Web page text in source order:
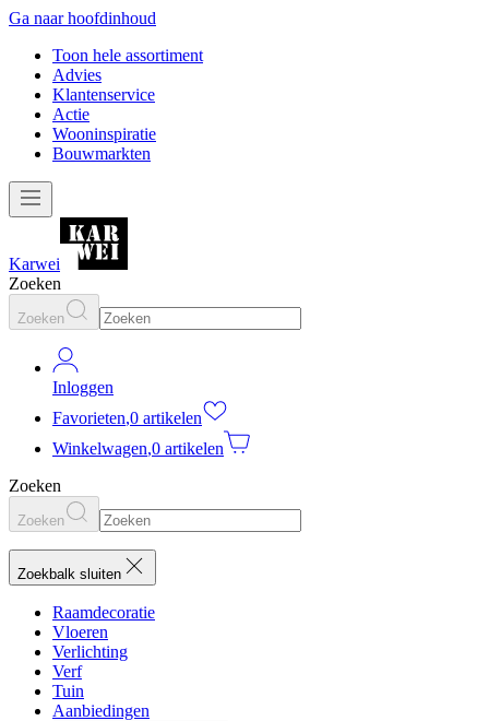
Ga naar hoofdinhoud
Toon hele assortiment
Advies
Klantenservice
Actie
Wooninspiratie
Bouwmarkten
Karwei
Zoeken
Zoeken
Inloggen
Favorieten,0 artikelen
Winkelwagen,0 artikelen
Zoeken
Zoeken
Zoekbalk sluiten
Raamdecoratie
Vloeren
Verlichting
Verf
Tuin
Aanbiedingen